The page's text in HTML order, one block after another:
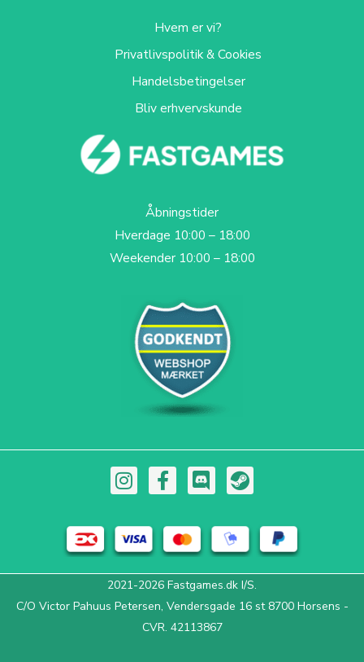
Hvem er vi?
Privatlivspolitik & Cookies
Handelsbetingelser
Bliv erhvervskunde
Åbningstider
Hverdage 10:00 – 18:00
Weekender 10:00 – 18:00
I
n
t
a
g
r
a
F
a
e
b
o
o
k
-
D
i
c
o
r
d
S
t
a
m
2021-2026 Fastgames.dk I/S.
C/O Victor Pahuus Petersen, Vendersgade 16 st 8700 Horsens -
CVR. 42113867